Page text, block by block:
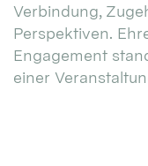
Verbindung,
Perspektiven.
Engagement
einer